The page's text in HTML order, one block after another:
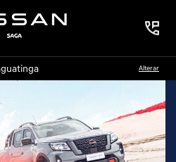
Alterar